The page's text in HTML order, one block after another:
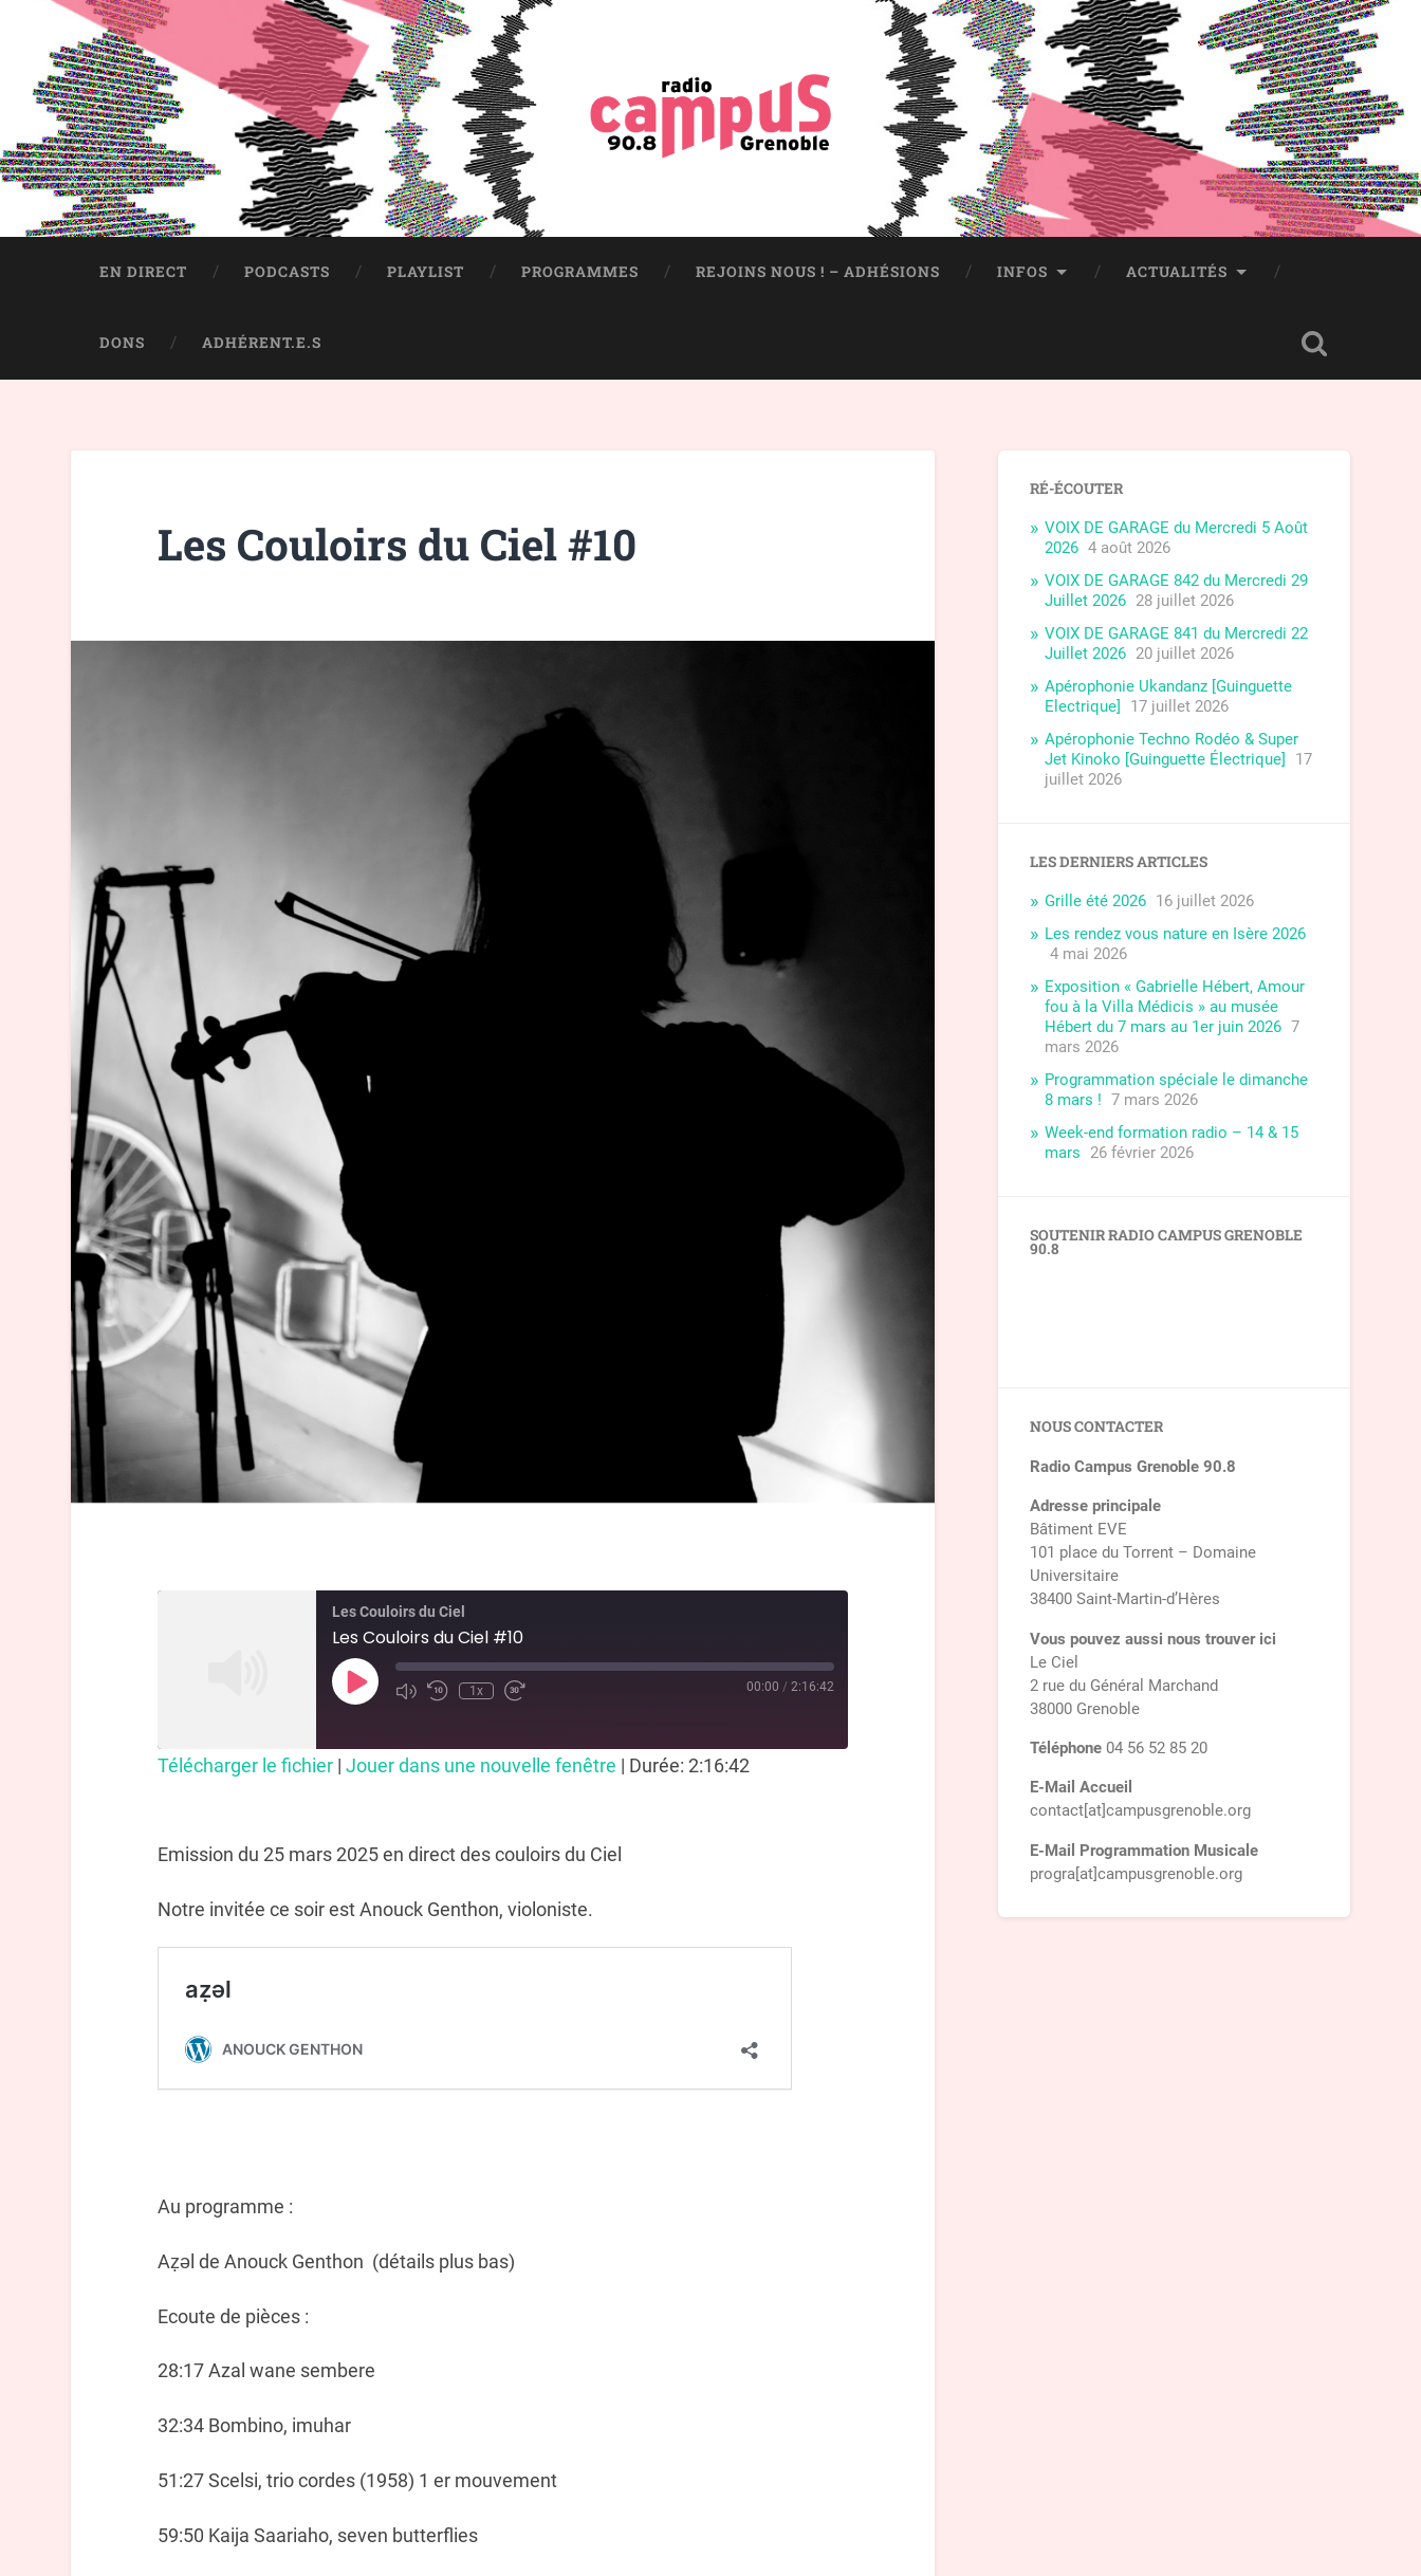
EN DIRECT PODCASTS PLAYLIST PROGRAMMES REJOINS NOUS ! – ADHÉSIONS INFOS ACTUALITÉS
DONS ADHÉRENT.E.S
Les Couloirs du Ciel #10
Les Couloirs du Ciel
Les Couloirs du Ciel #10
1x 00:00 / 2:16:42
Télécharger le fichier| Jouer dans une nouvelle fenêtre | Durée: 2:16:42
Emission du 25 mars 2025 en direct des couloirs du Ciel
Notre invitée ce soir est Anouck Genthon, violoniste.
Au programme :
Aẓǝl de Anouck Genthon (détails plus bas)
Ecoute de pièces :
28:17 Azal wane sembere
32:34 Bombino, imuhar
51:27 Scelsi, trio cordes (1958) 1 er mouvement
59:50 Kaija Saariaho, seven butterflies
RÉ-ÉCOUTER
VOIX DE GARAGE du Mercredi 5 Août
2026 4 août 2026
VOIX DE GARAGE 842 du Mercredi 29
Juillet 2026 28 juillet 2026
VOIX DE GARAGE 841 du Mercredi 22
Juillet 2026 20 juillet 2026
Apérophonie Ukandanz [Guinguette
Electrique]
17 juillet 2026
Apérophonie Techno Rodéo & Super
Jet Kinoko [Guinguette Électrique]
17
juillet 2026
LES DERNIERS ARTICLES
Grille été 2026 16 juillet 2026
Les rendez vous nature en Isère 2026
4 mai 2026
Exposition « Gabrielle Hébert, Amour
fou à la Villa Médicis » au musée
Hébert du 7 mars au 1er juin 2026 7
mars 2026
Programmation spéciale le dimanche
8 mars ! 7 mars 2026
Week-end formation radio – 14 & 15
mars
26 février 2026
SOUTENIR RADIO CAMPUS GRENOBLE
90.8
NOUS CONTACTER
Radio Campus Grenoble 90.8
Adresse principale
Bâtiment EVE
101 place du Torrent – Domaine
Universitaire
38400 Saint-Martin-d’Hères
Vous pouvez aussi nous trouver ici
Le Ciel
2 rue du Général Marchand
38000 Grenoble
Téléphone 04 56 52 85 20
E-Mail Accueil
contact[at]campusgrenoble.org
E-Mail Programmation Musicale
progra[at]campusgrenoble.org